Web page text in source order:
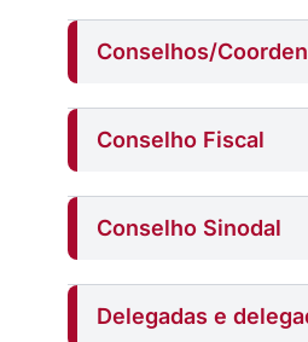
Conselhos/
Conselho Fiscal
Conselho Sinodal
Delegadas e